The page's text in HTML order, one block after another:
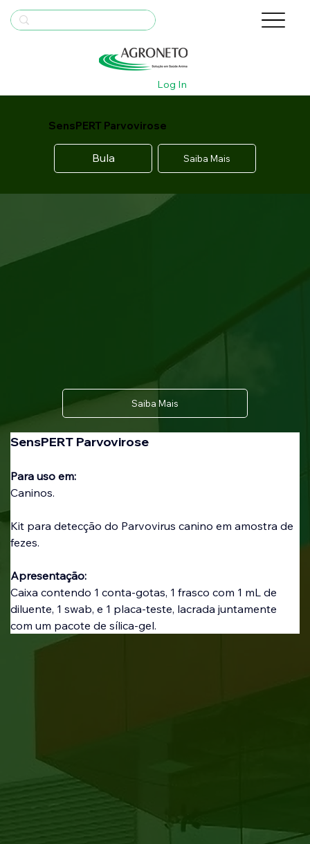
Log In
SensPERT Parvovirose
Bula Saiba Mais
SensPERT Parvovirose
Para uso em:
Caninos.
Kit para detecção do Parvovirus canino em amostra de
fezes.
Apresentação:
Caixa contendo 1 conta-gotas, 1 frasco com 1 mL de
diluente, 1 swab, e 1 placa-teste, lacrada juntamente
com um pacote de sílica-gel.
Saiba Mais